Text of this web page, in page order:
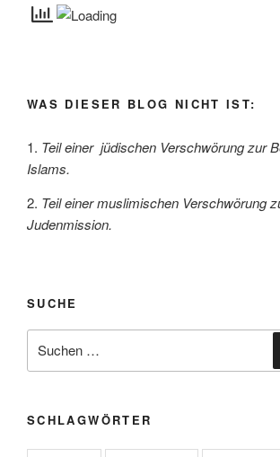
den
WAS DIESER BLOG NICHT IST:
Teil einer jüdischen Verschwörung zur
Islams.
Teil einer muslimischen Verschwörung
Judenmission.
SUCHE
nach:
SCHLAGWÖRTER